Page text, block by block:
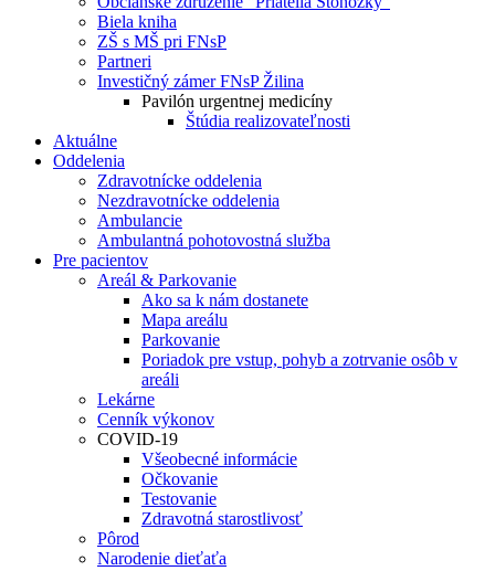
Biela kniha
ZŠ s MŠ pri FNsP
Partneri
Investičný zámer FNsP Žilina
Pavilón urgentnej medicíny
Štúdia realizovateľnosti
Aktuálne
Oddelenia
Zdravotnícke oddelenia
Nezdravotnícke oddelenia
Ambulancie
Ambulantná pohotovostná služba
Pre pacientov
Areál & Parkovanie
Ako sa k nám dostanete
Mapa areálu
Parkovanie
Poriadok pre vstup, pohyb a zotrvanie osôb v
areáli
Lekárne
Cenník výkonov
COVID-19
Všeobecné informácie
Očkovanie
Testovanie
Zdravotná starostlivosť
Pôrod
Narodenie dieťaťa